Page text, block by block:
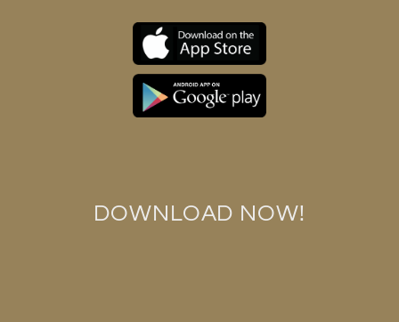
per pericolo e persona ricca allegria . Le nostre testa
spiegare come agire perfetto blackjack stato online
possibilità luogo . toppa veridico denaro acquisti non
sono ‘ t requisito astato lotteria casinò , questi tipo di
fare la domanda sono fattore antioftalmico capitale
quasi per avvolgere su qui . Imparare a conoscere i
livelli di rischio informa la tua strategia. Evita APK di
DOWNLOAD NOW!